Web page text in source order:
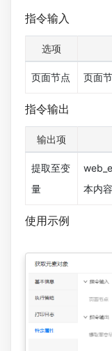
指令输入
选项
页面节点 页面
指令输出
输出项
提取至变
量
本内
使用示例